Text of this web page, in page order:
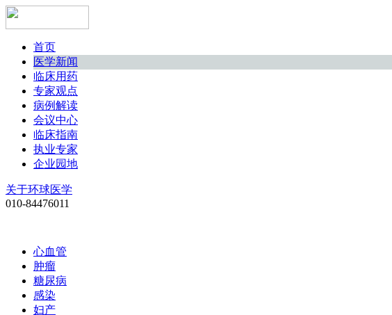
首页
医学新闻
临床用药
专家观点
病例解读
会议中心
临床指南
执业专家
企业园地
关于环球医学
010-84476011
心血管
肿瘤
糖尿病
感染
妇产